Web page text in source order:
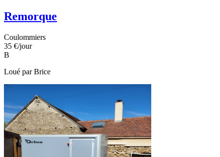
Remorque
Coulommiers
35 €/jour
B
Loué parBrice